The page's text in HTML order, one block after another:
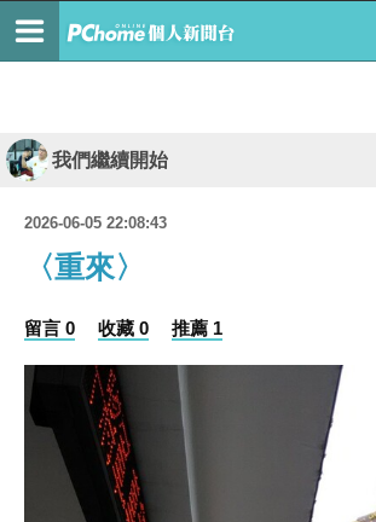
我們繼續開始
2026-06-05 22:08:43
〈重來〉
留言 0 收藏 0 推薦 1